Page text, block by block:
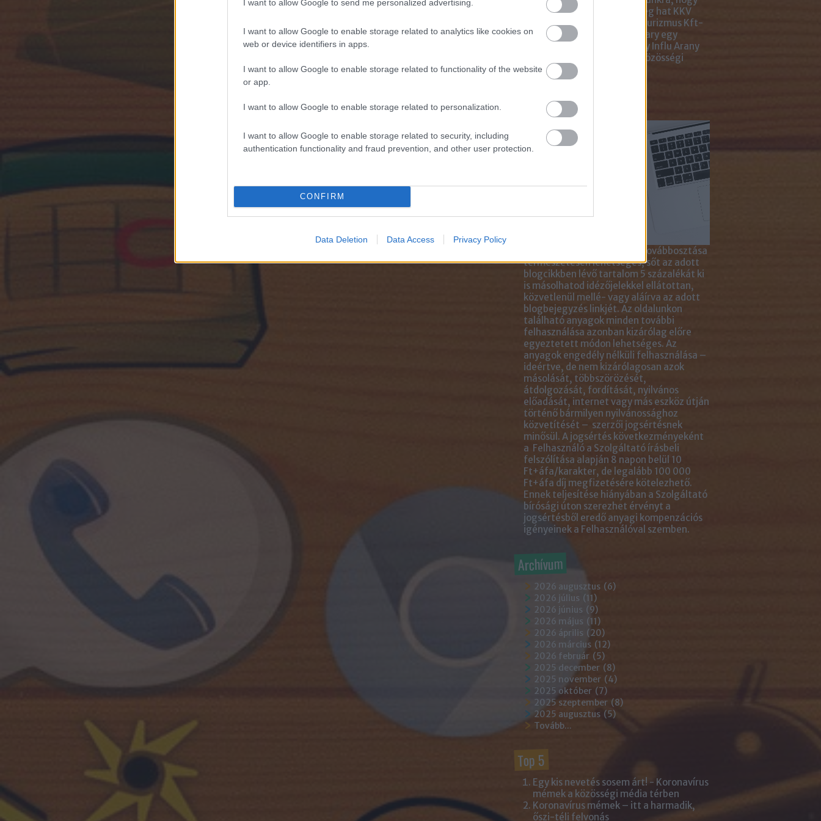
I want to allow Google to send me personalized advertising.
I want to allow Google to enable storage related to analytics like cookies on
web or device identifiers in apps.
I want to allow Google to enable storage related to functionality of the website
or app.
I want to allow Google to enable storage related to personalization.
I want to allow Google to enable storage related to security, including
authentication functionality and fraud prevention, and other user protection.
CONFIRM
Data Deletion Data Access Privacy Policy
Magyar Marketing Szövetség hat KKV
Marketing Gyémánt Díjjal, Turizmus Kft-
től 5 díjjal, az Internet Hungary egy
fődíjjal, a KREATÍV pedig egy Influ Arany
díjjal tüntette ki cégünket közösségi
média kampányaiért.
Így használd cikkeinket...
Az anyagok linkkel történő továbbosztása
természetesen lehetséges, sőt az adott
blogcikkben lévő tartalom 5 százalékát ki
is másolhatod idézőjelekkel ellátottan,
közvetlenül mellé- vagy aláírva az adott
blogbejegyzés linkjét. Az oldalunkon
található anyagok minden további
felhasználása azonban kizárólag előre
egyeztetett módon lehetséges. Az
anyagok engedély nélküli felhasználása –
ideértve, de nem kizárólagosan azok
másolását, többszörözését,
átdolgozását, fordítását, nyilvános
előadását, internet vagy más eszköz útján
történő bármilyen nyilvánossághoz
közvetítését – szerzői jogsértésnek
minősül. A jogsértés következményeként
a Felhasználó a Szolgáltató írásbeli
felszólítása alapján 8 napon belül 10
Ft+áfa/karakter, de legalább 100 000
Ft+áfa díj megfizetésére kötelezhető.
Ennek teljesítése hiányában a Szolgáltató
bírósági úton szerezhet érvényt a
jogsértésből eredő anyagi kompenzációs
igényeinek a Felhasználóval szemben.
Archívum
2026 augusztus (6)
2026 július (11)
2026 június (9)
2026 május (11)
2026 április (20)
2026 március (12)
2026 február (5)
2025 december (8)
2025 november (4)
2025 október (7)
2025 szeptember (8)
2025 augusztus (5)
Tovább...
Top 5
Egy kis nevetés sosem árt! - Koronavírus
mémek a közösségi média térben
Koronavírus mémek – itt a harmadik,
őszi-téli felvonás